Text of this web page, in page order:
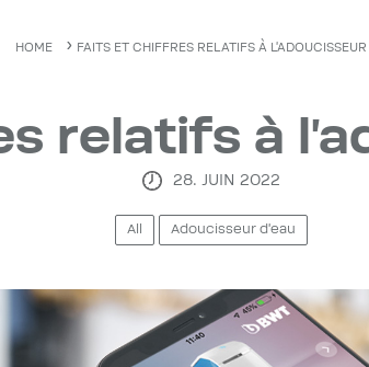
HOME FAITS ET CHIFFRES RELATIFS À
relatifs à
28. JUIN 2022
All Adoucisseur d'eau